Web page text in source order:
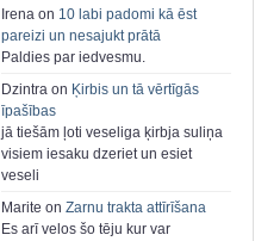
Irena on 10 labi padomi kā ēst
pareizi un nesajukt prātā
Paldies par iedvesmu.
Dzintra on Ķirbis un tā vērtīgās
īpašības
jā tiešām ļoti veseliga ķirbja suliņa
visiem iesaku dzeriet un esiet
veseli
Marite on Zarnu trakta attīrīšana
Es arī velos šo tēju kur var